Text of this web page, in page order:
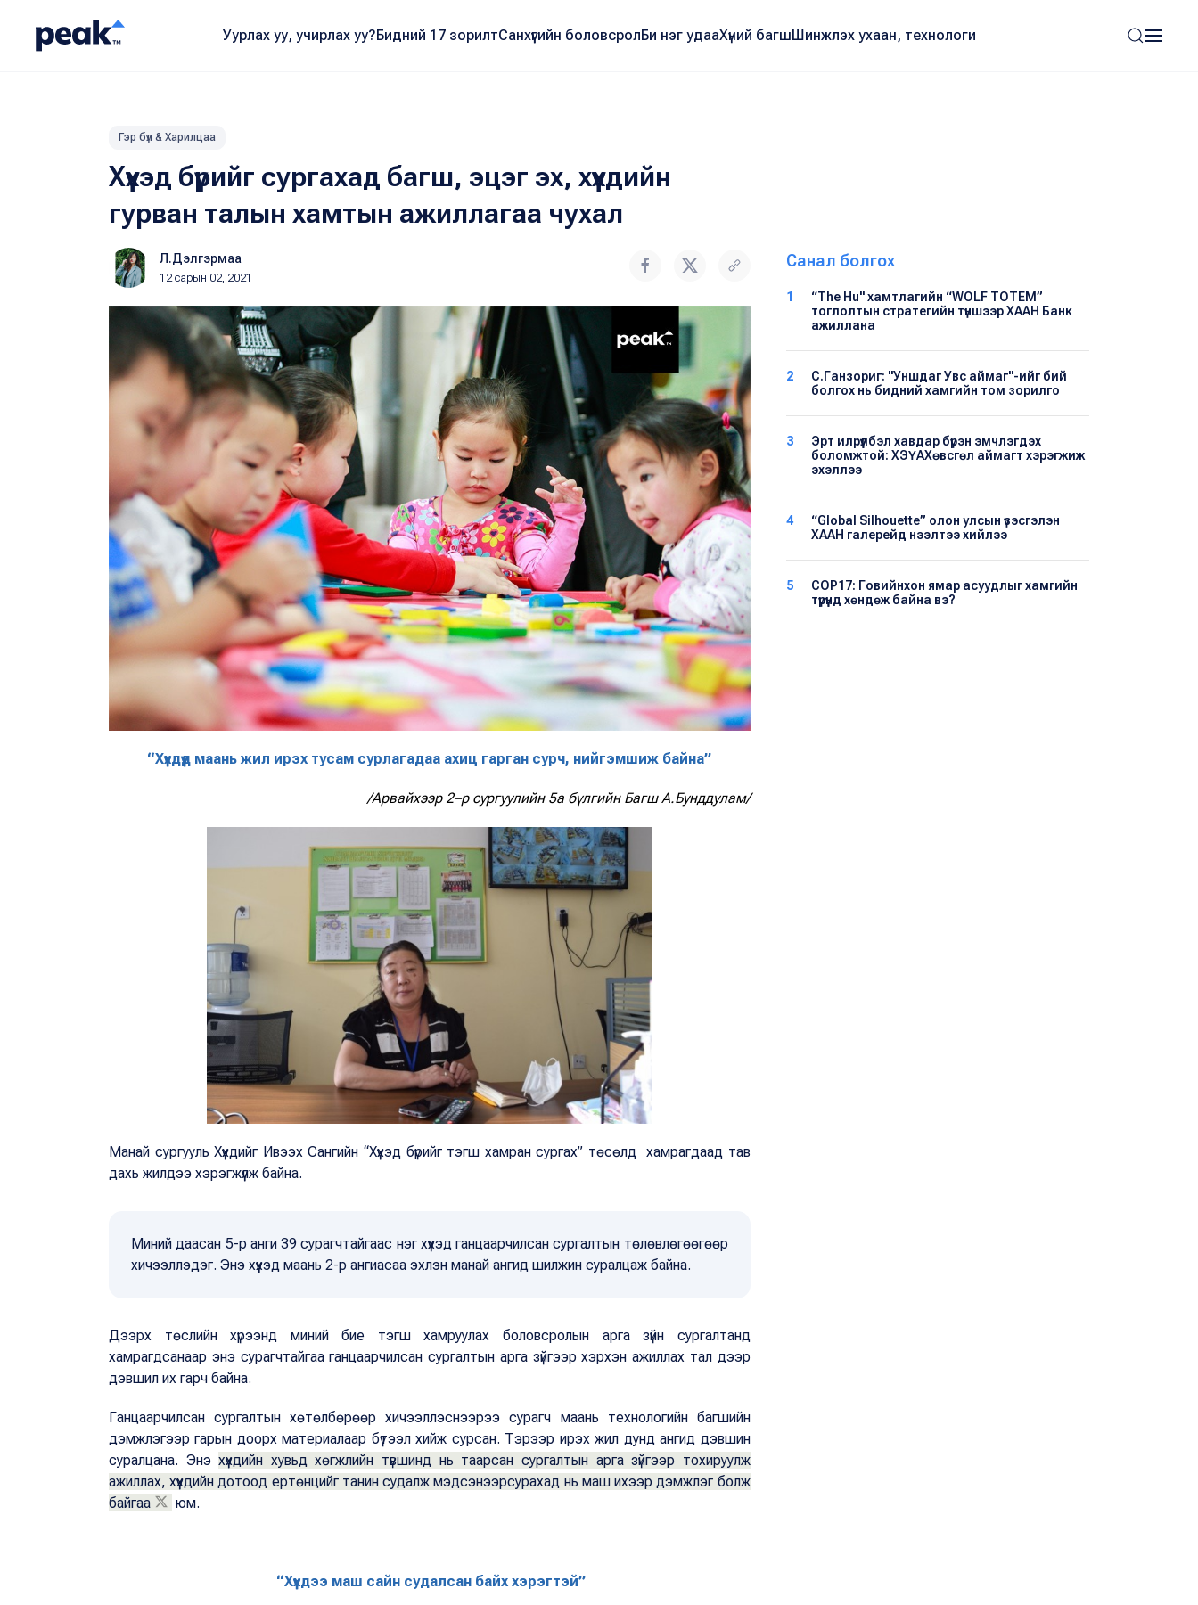
Уурлах уу, учирлах уу?Бидний 17 зорилтСанхүүгийн боловсролБи нэг удааХүний багшШинжлэх ухаан, технологи
Гэр бүл & Харилцаа
Хүүхэд бүрийг сургахад багш, эцэг эх, хүүхдийн
гурван талын хамтын ажиллагаа чухал
Л.Дэлгэрмаа
12 сарын 02, 2021
“Хүүхдүүд маань жил ирэх тусам сурлагадаа ахиц гарган сурч, нийгэмшиж байна”
/Арвайхээр 2–р сургуулийн 5а бүлгийн Багш А.Бунддулам/
Манай сургууль Хүүхдийг Ивээх Сангийн “Хүүхэд бүрийг тэгш хамран сургах” төсөлд хамрагдаад тав
дахь жилдээ хэрэгжүүлж байна.
Миний даасан 5-р анги 39 сурагчтайгаас нэг хүүхэд ганцаарчилсан сургалтын төлөвлөгөөгөөр
хичээллэдэг. Энэ хүүхэд маань 2-р ангиасаа эхлэн манай ангид шилжин суралцаж байна.
Дээрх төслийн хүрээнд миний бие тэгш хамруулах боловсролын арга зүйн сургалтанд
хамрагдсанаар энэ сурагчтайгаа ганцаарчилсан сургалтын арга зүйгээр хэрхэн ажиллах тал дээр
дэвшил их гарч байна.
Ганцаарчилсан сургалтын хөтөлбөрөөр хичээллэснээрээ сурагч маань технологийн багшийн
дэмжлэгээр гарын доорх материалаар бүтээл хийж сурсан. Тэрээр ирэх жил дунд ангид дэвшин
суралцана. Энэхүүхдийн хувьд хөгжлийн түвшинд нь таарсан сургалтын арга зүйгээр тохируулж
ажиллах, хүүхдийн дотоод ертөнцийг танин судалж мэдсэнээрсурахад нь маш ихээр дэмжлэг болж
байгаа
юм.
“Хүүхдээ маш сайн судалсан байх хэрэгтэй”
Санал болгох
1
“The Hu" хамтлагийн “WOLF TOTEM”
тоглолтын стратегийн түншээр ХААН Банк
ажиллана
2
С.Ганзориг: "Уншдаг Увс аймаг"-ийг бий
болгох нь бидний хамгийн том зорилго
3
Эрт илрүүлбэл хавдар бүрэн эмчлэгдэх
боломжтой: ХЭҮА​Хөвсгөл аймагт хэрэгжиж
эхэллээ
4
“Global Silhouette” олон улсын үзэсгэлэн
ХААН галерейд нээлтээ хийлээ
5
COP17: Говийнхон ямар асуудлыг хамгийн
түрүүнд хөндөж байна вэ?